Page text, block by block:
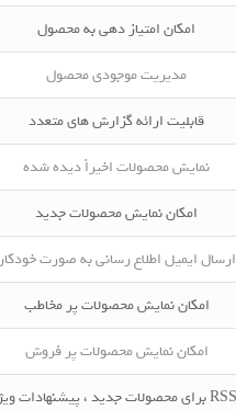
امکان امتیاز دهی به محصول
مدیریت موجودی محصول
قابلیت ارائه گزارش های متعدد
نمایش محصولات اخیراً دیده شده
امکان نمایش محصولات جدید
ارسال ایمیل اطلاع رسانی به صورت خودکار
امکان نمایش محصولات پر مخاطب
امکان نمایش محصولات پر فروش